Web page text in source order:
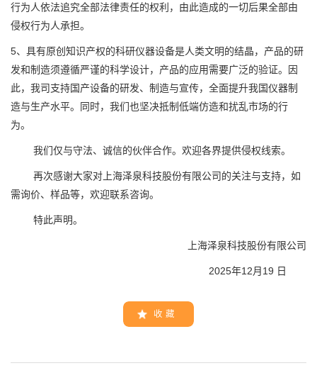
行为人依法追究全部法律责任的权利，由此造成的一切后果全部由
侵权行为人承担。
5、具有原创知识产权的科研仪器设备是人类文明的结晶，产品的研
发和制造须遵循严谨的科学设计，产品的应用需要广泛的验证。因
此，我司支持国产设备的研发、制造与宣传，全面提升我国仪器制
造与生产水平。同时，我们也坚决抵制低端仿造和扰乱市场的行
为。
我们仅与守法、诚信的伙伴合作。欢迎各界提供侵权线索。
再次感谢大家对上海泽泉科技股份有限公司的关注与支持，如
需询价、样品等，欢迎联系咨询。
特此声明。
上海泽泉科技股份有限公司
2025年12月19 日
收 藏